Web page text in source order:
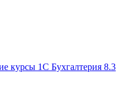
курсы 1С Бухгалтерия 8.3